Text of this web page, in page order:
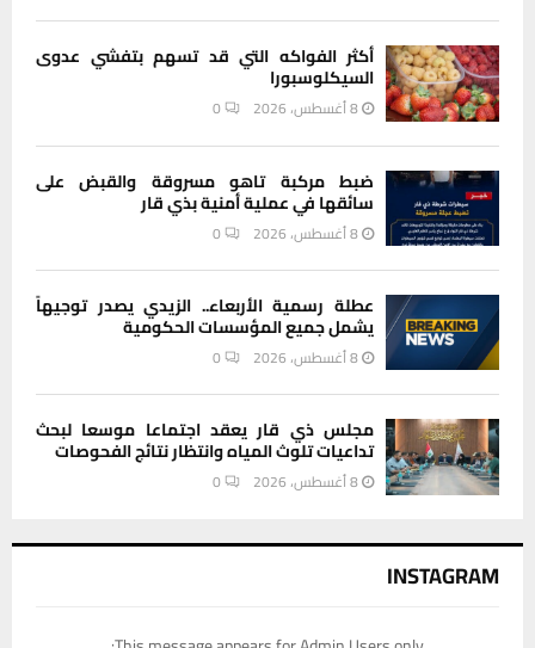
أكثر الفواكه التي قد تسهم بتفشي عدوى
السيكلوسبورا
8 أغسطس، 2026 0
ضبط مركبة تاهو مسروقة والقبض على
سائقها في عملية أمنية بذي قار
8 أغسطس، 2026 0
عطلة رسمية الأربعاء.. الزيدي يصدر توجيهاً
يشمل جميع المؤسسات الحكومية
8 أغسطس، 2026 0
مجلس ذي قار يعقد اجتماعا موسعا لبحث
تداعيات تلوث المياه وانتظار نتائج الفحوصات
8 أغسطس، 2026 0
INSTAGRAM